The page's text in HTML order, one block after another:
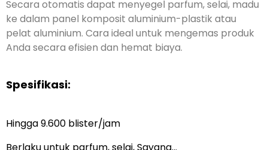
Secara otomatis dapat menyegel parfum, selai, madu
ke dalam panel komposit aluminium-plastik atau
pelat aluminium. Cara ideal untuk mengemas produk
Anda secara efisien dan hemat biaya.
Spesifikasi:
Hingga 9.600 blister/jam
Berlaku untuk parfum, selai, Sayang…